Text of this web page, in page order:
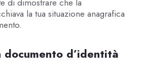
di dimostrare che la
la tua situazione anagrafica
d’identità